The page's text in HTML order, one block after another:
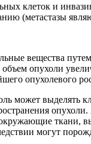
клеток и
(метастазы
вещества
опухоли
опухолевого
может
ткани,
могут